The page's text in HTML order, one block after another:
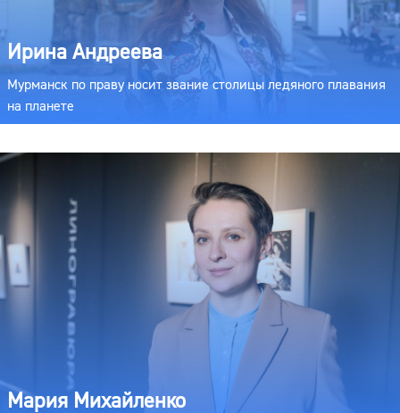
Ирина Андреева
Мурманск по праву носит звание столицы ледяного плавания
на планете
Мария Михайленко